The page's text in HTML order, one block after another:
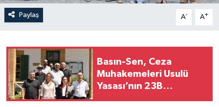
Paylaş A- A+
Basın-Sen, Ceza
Muhakemeleri Usulü
Yasası’nın 23B